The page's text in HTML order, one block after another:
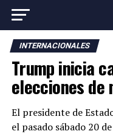
INTERNACIONALES
Trump inicia
elecciones de
El presidente de
el pasado sábado 20